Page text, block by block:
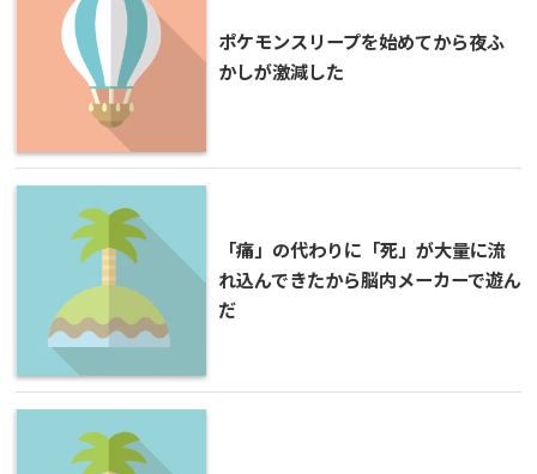
ポケモンスリープを始めてから夜ふ
かしが激減した
「痛」の代わりに「死」が大量に流
れ込んできたから脳内メーカーで遊ん
だ